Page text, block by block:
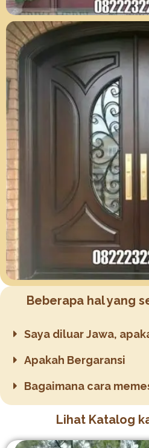
Beberapa hal yang
Saya diluar Jawa,
Apakah Bergaransi
Bagaimana cara
Lihat Katalog